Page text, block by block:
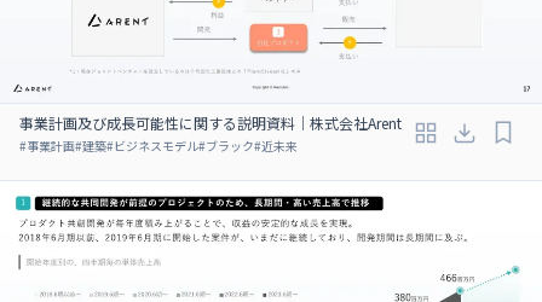
事業計画及び成長可能性に関する説明資料｜株式会社Arent
#事業計画#建築#ビジネスモデル#ブラック#近未来